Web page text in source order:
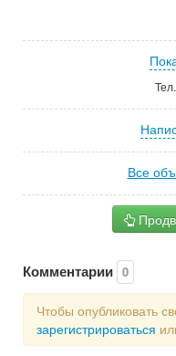
Тел.
Все
Комментарии 0
Чтобы опубликовать
зарегистрироваться